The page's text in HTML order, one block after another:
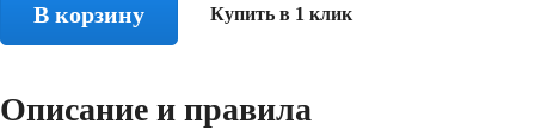
В корзину Купить в 1 клик
Описание и правила